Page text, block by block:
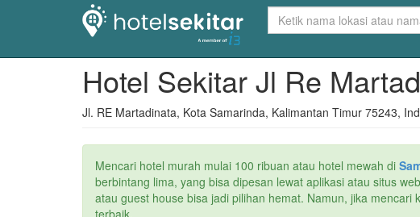
Hotel Sekitar Jl Re
Jl. RE Martadinata, Kota Samarinda, Kalimantan Timur 75243,
Mencari hotel murah mulai 100 ribuan atau hotel mewah di
berbintang lima, yang bisa dipesan lewat aplikasi atau situs
atau guest house bisa jadi pilihan hemat. Namun, jika
terbaik.